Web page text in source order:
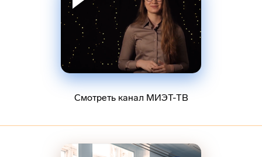
Смотреть канал МИЭТ-ТВ